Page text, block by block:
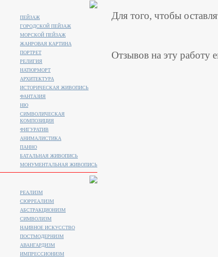
Для того, чтобы
Отзывов на эту работу
ПЕЙЗАЖ
ГОРОДСКОЙ ПЕЙЗАЖ
МОРСКОЙ ПЕЙЗАЖ
ЖАНРОВАЯ КАРТИНА
ПОРТРЕТ
РЕЛИГИЯ
НАТЮРМОРТ
АРХИТЕКТУРА
ИСТОРИЧЕСКАЯ ЖИВОПИСЬ
ФАНТАЗИЯ
НЮ
СИМВОЛИЧЕСКАЯ
КОМПОЗИЦИЯ
ФИГУРАТИВ
АНИМАЛИСТИКA
ПАННО
БАТАЛЬНАЯ ЖИВОПИСЬ
МОНУМЕНТАЛЬНАЯ ЖИВОПИСЬ
РЕАЛИЗМ
СЮРРЕАЛИЗМ
АБСТРАКЦИОНИЗМ
СИМВОЛИЗМ
НАИВНОЕ ИСКУССТВО
ПОСТМОДЕРНИЗМ
АВАНГАРДИЗМ
ИМПРЕССИОНИЗМ